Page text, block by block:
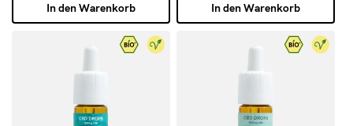
In den Warenkorb In den Warenkorb